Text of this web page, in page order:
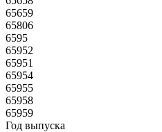
65659
65806
6595
65952
65951
65954
65955
65958
65959
Год выпуска